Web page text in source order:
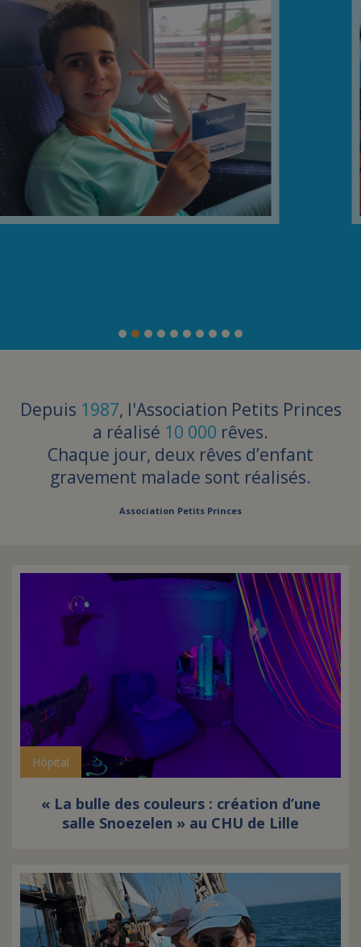
FAIRE UN DON
ASSURANCE VIE/LEGS
ESPACE PRESSE
JE DEVIENS
BÉNÉVOLE
DEVENIR
UN PETIT PRINCE
Depuis 1987, l'Association Petits Princes
a réalisé 10 000 rêves.
Chaque jour, deux rêves d’enfant
gravement malade sont réalisés.
Association Petits Princes
Hôpital
« La bulle des couleurs : création d’une
salle Snoezelen » au CHU de Lille